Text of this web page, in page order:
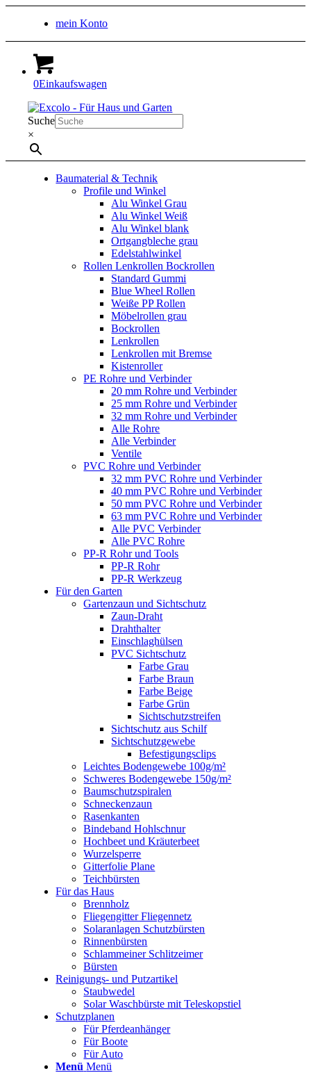
mein Konto
0Einkaufswagen
Suche
×
Baumaterial & Technik
Profile und Winkel
Alu Winkel Grau
Alu Winkel Weiß
Alu Winkel blank
Ortgangbleche grau
Edelstahlwinkel
Rollen Lenkrollen Bockrollen
Standard Gummi
Blue Wheel Rollen
Weiße PP Rollen
Möbelrollen grau
Bockrollen
Lenkrollen
Lenkrollen mit Bremse
Kistenroller
PE Rohre und Verbinder
20 mm Rohre und Verbinder
25 mm Rohre und Verbinder
32 mm Rohre und Verbinder
Alle Rohre
Alle Verbinder
Ventile
PVC Rohre und Verbinder
32 mm PVC Rohre und Verbinder
40 mm PVC Rohre und Verbinder
50 mm PVC Rohre und Verbinder
63 mm PVC Rohre und Verbinder
Alle PVC Verbinder
Alle PVC Rohre
PP-R Rohr und Tools
PP-R Rohr
PP-R Werkzeug
Für den Garten
Gartenzaun und Sichtschutz
Zaun-Draht
Drahthalter
Einschlaghülsen
PVC Sichtschutz
Farbe Grau
Farbe Braun
Farbe Beige
Farbe Grün
Sichtschutzstreifen
Sichtschutz aus Schilf
Sichtschutzgewebe
Befestigungsclips
Leichtes Bodengewebe 100g/m²
Schweres Bodengewebe 150g/m²
Baumschutzspiralen
Schneckenzaun
Rasenkanten
Bindeband Hohlschnur
Hochbeet und Kräuterbeet
Wurzelsperre
Gitterfolie Plane
Teichbürsten
Für das Haus
Brennholz
Fliegengitter Fliegennetz
Solaranlagen Schutzbürsten
Rinnenbürsten
Schlammeiner Schlitzeimer
Bürsten
Reinigungs- und Putzartikel
Staubwedel
Solar Waschbürste mit Teleskopstiel
Schutzplanen
Für Pferdeanhänger
Für Boote
Für Auto
Menü Menü